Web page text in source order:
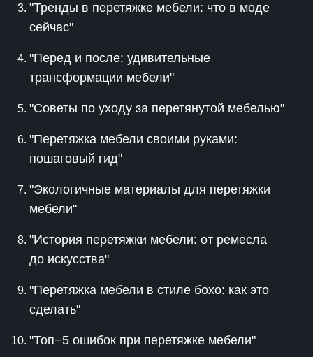
"Тренды в перетяжке мебели: что в моде
сейчас"
"Перед и после: удивительные
трансформации мебели"
"Советы по уходу за перетянутой мебелью"
"Перетяжка мебели своими руками:
пошаговый гид"
"Экологичные материалы для перетяжки
мебели"
"История перетяжки мебели: от ремесла
до искусства"
"Перетяжка мебели в стиле бохо: как это
сделать"
"Топ−5 ошибок при перетяжке мебели"